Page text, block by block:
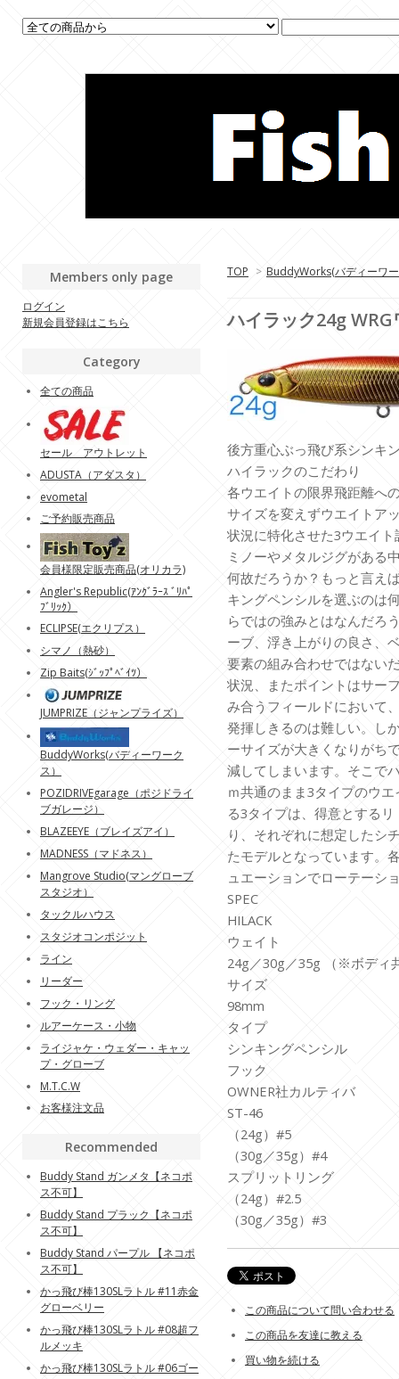
TOP > BuddyWorks(バディーワ
ハイラック24g
後方重心ぶっ飛び系シンキ
ハイラックのこだわり
各ウエイトの限界飛距離へ
サイズを変えずウエイトア
状況に特化させた3ウエイト
ミノーやメタルジグがある
何故だろうか？もっと言え
キングペンシルを選ぶのは
らではの強みとはなんだろ
ーブ、浮き上がりの良さ、
要素の組み合わせではない
状況、またポイントはサー
み合うフィールドにおいて
発揮しきるのは難しい。し
ーサイズが大きくなりがち
減してしまいます。そこで
ｍ共通のまま3タイプのウ
る3タイプは、得意とする
り、それぞれに想定したシ
たモデルとなっています。
ュエーションでローテーシ
SPEC
HILACK
ウェイト
24g／30g／35g （※ボディ
サイズ
98mm
タイプ
シンキングペンシル
フック
OWNER社カルティバ
ST-46
（24g）#5
（30g／35g）#4
スプリットリング
（24g）#2.5
（30g／35g）#3
この商品について問い合わせる
この商品を友達に教える
買い物を続ける
Members only page
ログイン
新規会員登録はこちら
Category
全ての商品
セール アウトレット
ADUSTA（アダスタ）
evometal
ご予約販売商品
会員様限定販売商品(オリカラ)
Angler's Republic(ｱﾝｸﾞﾗｰｽ ﾞﾘﾊﾟ
ﾌﾞﾘｯｸ）
ECLIPSE(エクリプス）
シマノ（熱砂）
Zip Baits(ｼﾞｯﾌﾟﾍﾞｲﾂ）
JUMPRIZE（ジャンプライズ）
BuddyWorks(バディーワーク
ス）
POZIDRIVEgarage（ポジドライ
ブガレージ）
BLAZEEYE（ブレイズアイ）
MADNESS（マドネス）
Mangrove Studio(マングローブ
スタジオ）
タックルハウス
スタジオコンポジット
ライン
リーダー
フック・リング
ルアーケース・小物
ライジャケ・ウェダー・キャッ
プ・グローブ
M.T.C.W
お客様注文品
Recommended
Buddy Stand ガンメタ【ネコポ
ス不可】
Buddy Stand プラック【ネコポ
ス不可】
Buddy Stand パープル 【ネコポ
ス不可】
かっ飛び棒130SLラトル #11赤金
グローベリー
かっ飛び棒130SLラトル #08超フ
ルメッキ
かっ飛び棒130SLラトル #06ゴー